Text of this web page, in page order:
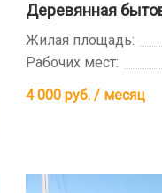
Деревянная
Жилая площадь:
Рабочих мест:
4 000руб. / месяц